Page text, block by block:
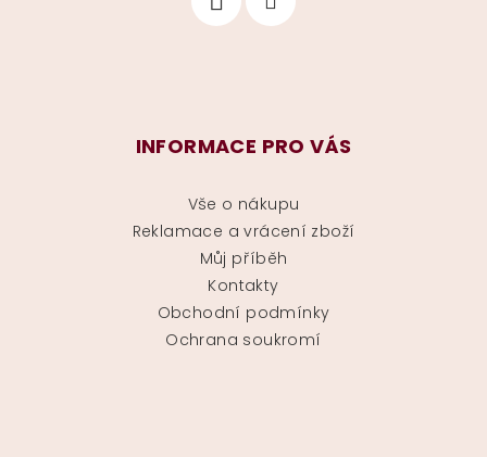
INFORMACE PRO VÁS
Vše o nákupu
Reklamace a vrácení zboží
Můj příběh
Kontakty
Obchodní podmínky
Ochrana soukromí